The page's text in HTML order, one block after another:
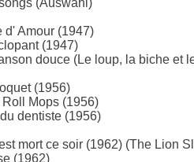
(Auswahl)
d' Amour (1947)
(1947)
douce (Le loup, la biche et
(1956)
Mops (1956)
dentiste (1956)
mort ce soir (1962) (The Lion
(1962)